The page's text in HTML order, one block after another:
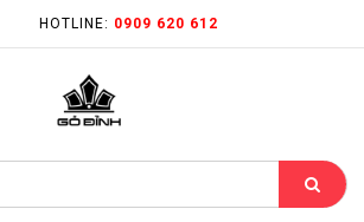
HOTLINE: 0909 620 612